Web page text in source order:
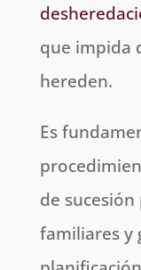
que impida
hereden.
Es
de
familiares y